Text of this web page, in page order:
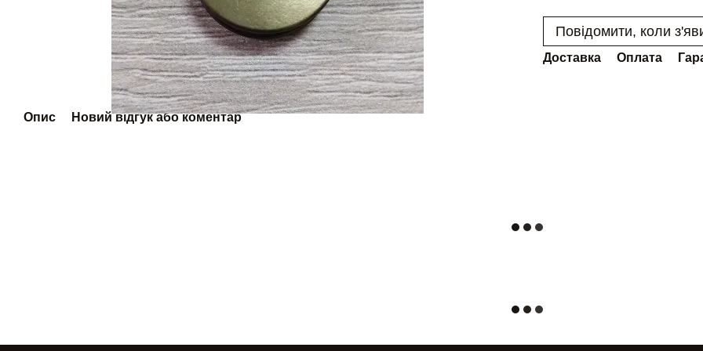
Опис Новий відгук або коментар
Повідомити, коли
Доставка Оплата